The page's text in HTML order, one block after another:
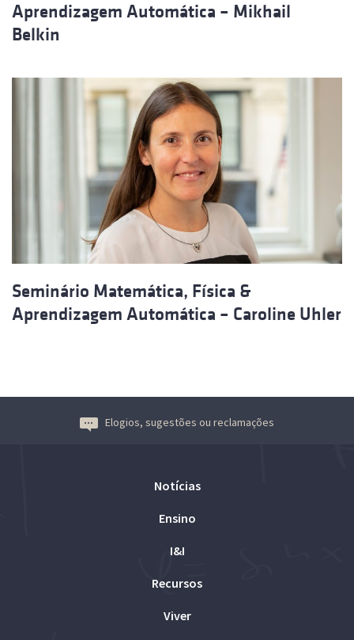
Aprendizagem Automática – Mikhail
Belkin
Seminário Matemática, Física &
Aprendizagem Automática – Caroline Uhler
Elogios, sugestões ou reclamações
Notícias
Ensino
I&I
Recursos
Viver